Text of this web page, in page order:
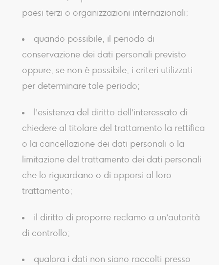
paesi terzi o organizzazioni internazionali;
quando possibile, il periodo di
conservazione dei dati personali previsto
oppure, se non è possibile, i criteri utilizzati
per determinare tale periodo;
l’esistenza del diritto dell’interessato di
chiedere al titolare del trattamento la rettifica
o la cancellazione dei dati personali o la
limitazione del trattamento dei dati personali
che lo riguardano o di opporsi al loro
trattamento;
il diritto di proporre reclamo a un’autorità
di controllo;
qualora i dati non siano raccolti presso